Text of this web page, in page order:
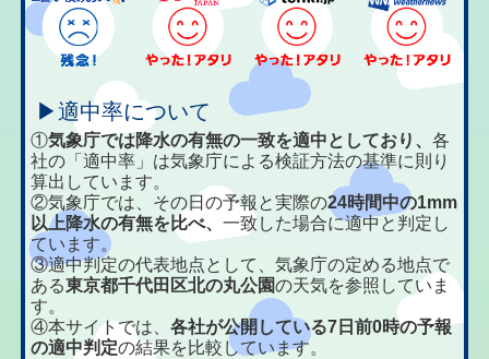
▶適中率について
①気象庁では降水の有無の一致を適中としており、各
社の「適中率」は気象庁による検証方法の基準に則り
算出しています。
②気象庁では、その日の予報と実際の24時間中の1mm
以上降水の有無を比べ、一致した場合に適中と判定し
ています。
③適中判定の代表地点として、気象庁の定める地点で
ある東京都千代田区北の丸公園の天気を参照していま
す。
④本サイトでは、各社が公開している7日前0時の予報
の適中判定の結果を比較しています。